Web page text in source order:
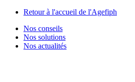
Retour à l'accueil de l'Agefiph
Nos conseils
Nos solutions
Nos actualités